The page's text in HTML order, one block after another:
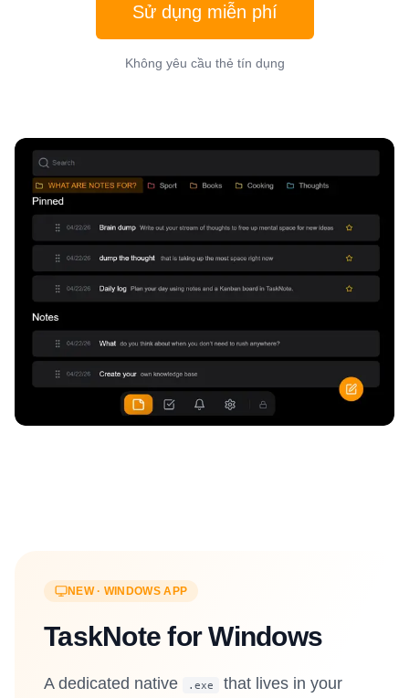
Sử dụng miễn phí
Không yêu cầu thẻ tín dụng
NEW · WINDOWS APP
TaskNote for Windows
A dedicated native .exe
that lives in your